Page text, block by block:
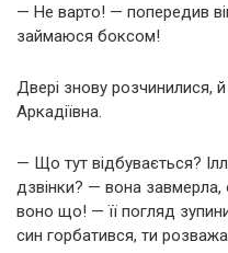
— Не варто! — попередив
займаюся боксом!
Двері знову розчинилися,
Аркадіївна.
— Що тут відбувається?
дзвінки? — вона
воно що! — її погляд
син горбатився, ти